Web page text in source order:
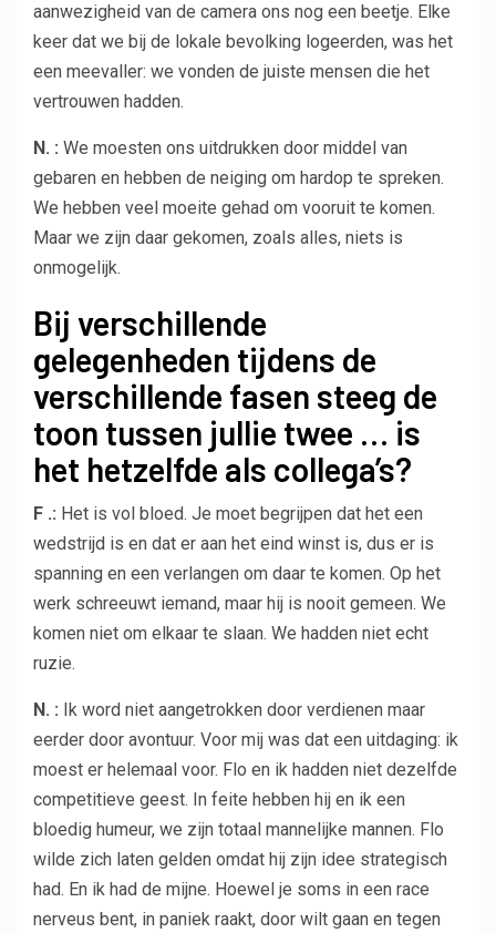
aanwezigheid van de camera ons nog een beetje. Elke
keer dat we bij de lokale bevolking logeerden, was het
een meevaller: we vonden de juiste mensen die het
vertrouwen hadden.
N. : We moesten ons uitdrukken door middel van
gebaren en hebben de neiging om hardop te spreken.
We hebben veel moeite gehad om vooruit te komen.
Maar we zijn daar gekomen, zoals alles, niets is
onmogelijk.
Bij verschillende
gelegenheden tijdens de
verschillende fasen steeg de
toon tussen jullie twee … is
het hetzelfde als collega’s?
F .: Het is vol bloed. Je moet begrijpen dat het een
wedstrijd is en dat er aan het eind winst is, dus er is
spanning en een verlangen om daar te komen. Op het
werk schreeuwt iemand, maar hij is nooit gemeen. We
komen niet om elkaar te slaan. We hadden niet echt
ruzie.
N. :
Ik word niet aangetrokken door verdienen maar
eerder door avontuur. Voor mij was dat een uitdaging: ik
moest er helemaal voor. Flo en ik hadden niet dezelfde
competitieve geest. In feite hebben hij en ik een
bloedig humeur, we zijn totaal mannelijke mannen. Flo
wilde zich laten gelden omdat hij zijn idee strategisch
had. En ik had de mijne. Hoewel je soms in een race
nerveus bent, in paniek raakt, door wilt gaan en tegen